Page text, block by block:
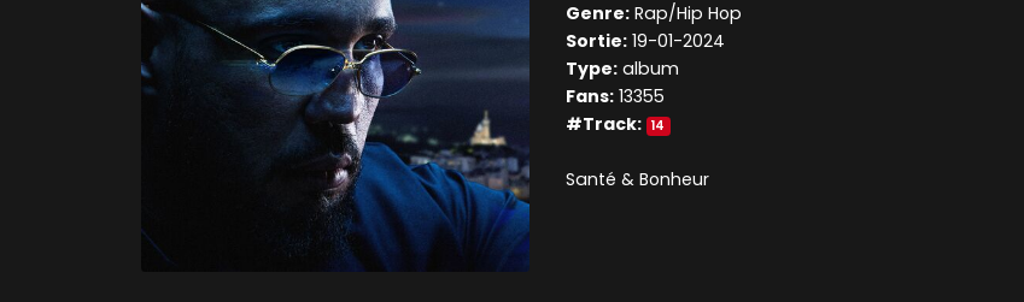
Genre: Rap/Hip Hop
Sortie: 19-01-2024
Type: album
Fans: 13355
#Track: 14
Santé & Bonheur